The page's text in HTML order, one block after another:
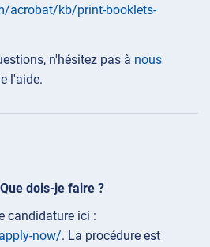
acrobat/kb/print-booklets-
n'hésitez pas à nous
l'aide.
dois-je faire ?
candidature ici :
now/. La procédure est